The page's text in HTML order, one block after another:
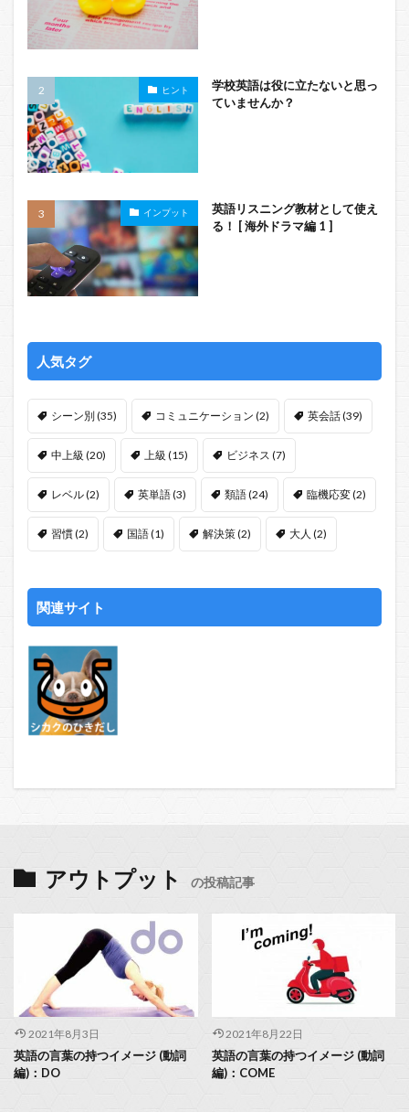
ヒント
学校英語は役に立たないと思っ
ていませんか？
インプット
英語リスニング教材として使え
る！ [ 海外ドラマ編 1 ]
人気タグ
シーン別 (35) コミュニケーション (2) 英会話(39)
中上級 (20) 上級 (15) ビジネス (7)
レベル(2) 英単語(3) 類語(24) 臨機応変(2)
習慣(2) 国語(1) 解決策(2) 大人 (2)
関連サイト
アウトプット の投稿記事
2021年8月3日
英語の言葉の持つイメージ (動詞
編)：DO
2021年8月22日
英語の言葉の持つイメージ (動詞
編)：COME